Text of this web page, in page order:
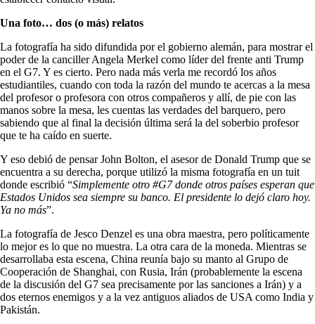
Una foto… dos (o más) relatos
La fotografía ha sido difundida por el gobierno alemán, para mostrar el
poder de la canciller Angela Merkel como líder del frente anti Trump
en el G7. Y es cierto. Pero nada más verla me recordó los años
estudiantiles, cuando con toda la razón del mundo te acercas a la mesa
del profesor o profesora con otros compañeros y allí, de pie con las
manos sobre la mesa, les cuentas las verdades del barquero, pero
sabiendo que al final la decisión última será la del soberbio profesor
que te ha caído en suerte.
Y eso debió de pensar John Bolton, el asesor de Donald Trump que se
encuentra a su derecha, porque utilizó la misma fotografía en un tuit
donde escribió “Simplemente otro #G7 donde otros países esperan que
Estados Unidos sea siempre su banco. El presidente lo dejó claro hoy.
Ya no más”.
La fotografía de Jesco Denzel es una obra maestra, pero políticamente
lo mejor es lo que no muestra. La otra cara de la moneda. Mientras se
desarrollaba esta escena, China reunía bajo su manto al Grupo de
Cooperación de Shanghai, con Rusia, Irán (probablemente la escena
de la discusión del G7 sea precisamente por las sanciones a Irán) y a
dos eternos enemigos y a la vez antiguos aliados de USA como India y
Pakistán.